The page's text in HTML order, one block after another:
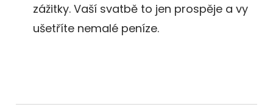
zážitky. Vaší svatbě to jen prospěje a vy
ušetříte nemalé peníze.